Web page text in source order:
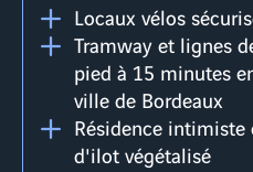
Locaux vélos
Tramway et lignes
pied à 15 minutes
ville de Bordeaux
Résidence
d'ilot végétalisé